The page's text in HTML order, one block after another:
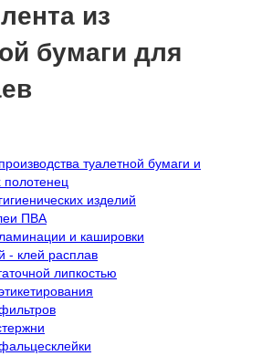
из
бумаги для
туалетной бумаги и
изделий
ПВА
и кашировки
- клей расплав
липкостью